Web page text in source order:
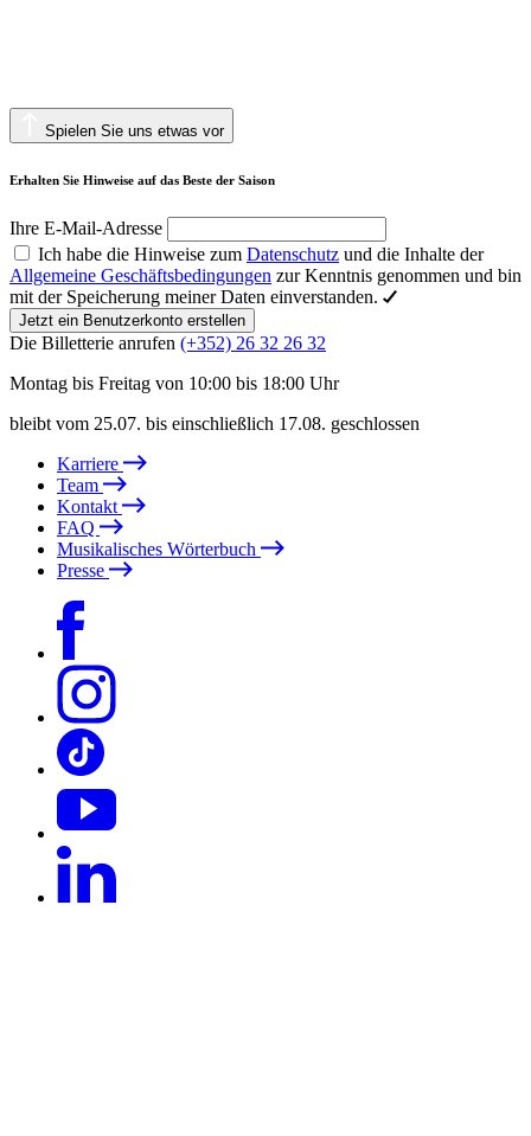
Spielen Sie uns etwas vor
Erhalten Sie Hinweise auf das Beste der Saison
Ihre E-Mail-Adresse
Ich habe die Hinweise zum Datenschutz und die Inhalte der
Allgemeine Geschäftsbedingungen zur Kenntnis genommen und bin
mit der Speicherung meiner Daten einverstanden.
Jetzt ein Benutzerkonto erstellen
Die Billetterie anrufen (+352) 26 32 26 32
Montag bis Freitag von 10:00 bis 18:00 Uhr
bleibt vom 25.07. bis einschließlich 17.08. geschlossen
Karriere
Team
Kontakt
FAQ
Musikalisches Wörterbuch
Presse